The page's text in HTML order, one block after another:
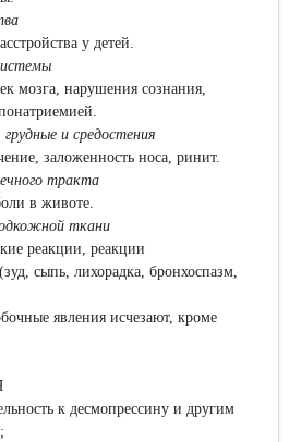
у детей.
мозга, нарушения сознания,
и средостения
заложенность носа, ринит.
тракта
в животе.
ткани
реакции, реакции
сыпь, лихорадка, бронхоспазм,
явления исчезают, кроме
к десмопрессину и другим